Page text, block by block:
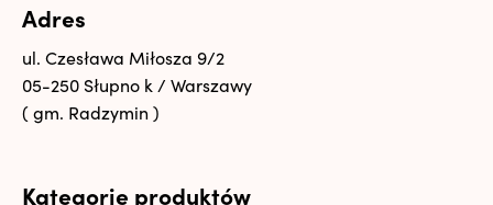
Adres
ul. Czesława Miłosza 9/2
05-250 Słupno k / Warszawy
( gm. Radzymin )
Kategorie produktów